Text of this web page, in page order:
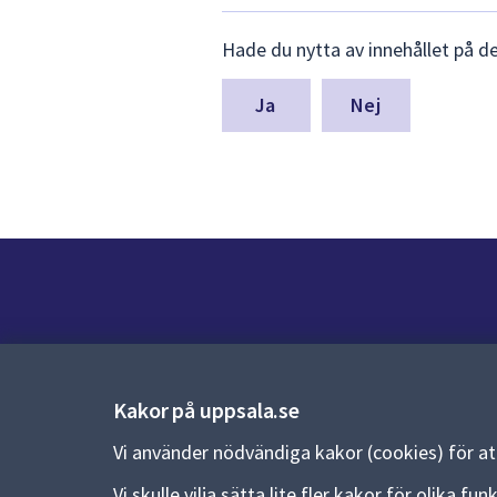
Kakor på uppsala.se
Vi använder nödvändiga kakor (cookies) för
synpunkter
för
denna
Hade du nytta av innehållet på
Nej
Kontaktcenter:018-727 00 00
E-post:uppsala.kommun@uppsala.se